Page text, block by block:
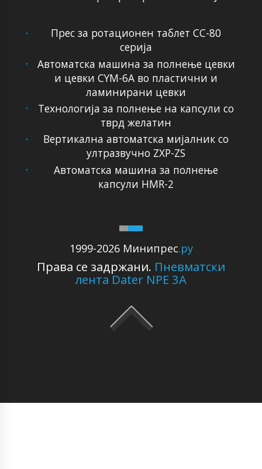
1999-2026 Минипрес.ру
Права се задржани. Пневматски
лента Dater NPE 3A
Прес за ротационен таблет CC-80
серија
Автоматска машина за полнење цевки
и цевки CYM-6A во пластични и
ламинирани цевки
Технологија за полнење на капсули со
тврд желатин
Вертикална автоматска мијалник со
ултразвучно ZXP-ZS
Автоматска машина за полнење
капсули HMR-2